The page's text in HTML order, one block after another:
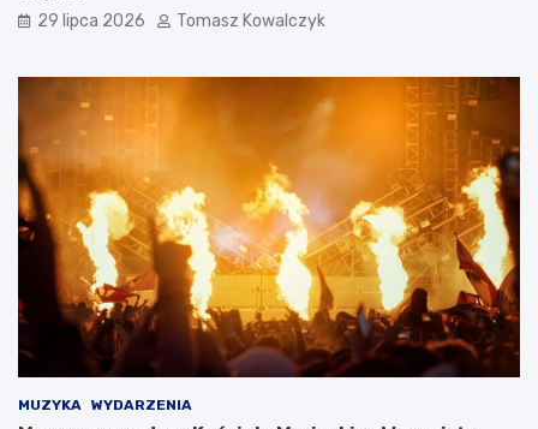
29 lipca 2026 Tomasz Kowalczyk
MUZYKA WYDARZENIA